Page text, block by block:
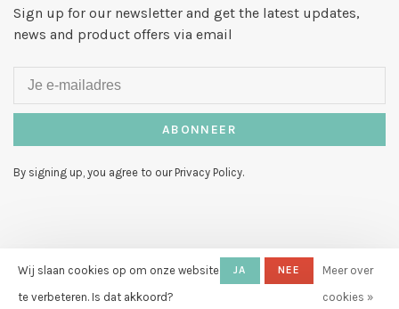
Sign up for our newsletter and get the latest updates,
news and product offers via email
ABONNEER
By signing up, you agree to our Privacy Policy.
© Copyright 2026 Hello My Love-
Huysmans.me
Wij slaan cookies op om onze website
te verbeteren. Is dat akkoord?
JA NEE
Meer over
cookies »